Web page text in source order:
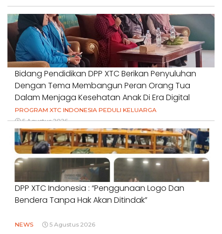
Bidang Pendidikan DPP XTC Berikan Penyuluhan
Dengan Tema Membangun Peran Orang Tua
Dalam Menjaga Kesehatan Anak Di Era Digital
PROGRAM XTC INDONESIA PEDULI KELUARGA
5 Agustus 2026
DPP XTC Indonesia : “Penggunaan Logo Dan
Bendera Tanpa Hak Akan Ditindak”
NEWS 5 Agustus 2026